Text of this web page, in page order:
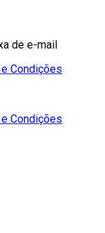
de e-mail
Condições
Condições